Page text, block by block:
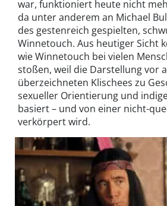
war, funktioniert heute nicht
da unter anderem an Michael
des gestenreich gespielten,
Winnetouch. Aus heutiger Sicht
wie Winnetouch bei vielen
stoßen, weil die Darstellung vor
überzeichneten Klischees zu
sexueller Orientierung und
basiert – und von einer nicht-
verkörpert wird.